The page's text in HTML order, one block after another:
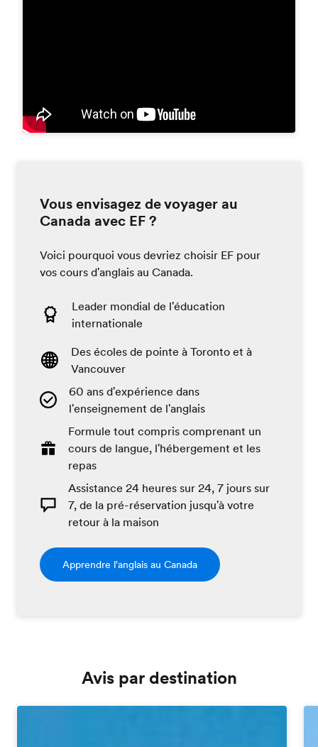
Vous envisagez de voyager au
Canada avec EF ?
Voici pourquoi vous devriez choisir EF pour
vos cours d'anglais au Canada.
Leader mondial de l'éducation
internationale
Des écoles de pointe à Toronto et à
Vancouver
60 ans d'expérience dans
l'enseignement de l'anglais
Formule tout compris comprenant un
cours de langue, l'hébergement et les
repas
Assistance 24 heures sur 24, 7 jours sur
7, de la pré-réservation jusqu'à votre
retour à la maison
Apprendre l'anglais au Canada
Avis par destination